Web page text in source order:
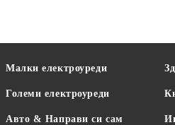
Малки електроуреди
Големи електроуреди
Авто & Направи си сам